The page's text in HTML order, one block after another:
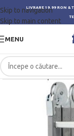
Skip to navigation
Skip to main content
LIVRARE 19.99 RON &
MENU